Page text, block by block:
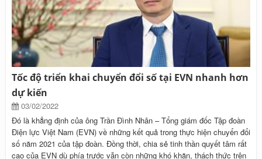
Tốc độ triển khai chuyển đổi số tại EVN nhanh hơn
dự kiến
03/02/2022
Đó là khẳng định của ông Trần Đình Nhân – Tổng giám đốc Tập đoàn
Điện lực Việt Nam (EVN) về những kết quả trong thực hiện chuyển đổi
số năm 2021 của tập đoàn. Đồng thời, chia sẻ tinh thần quyết tâm rất
cao của EVN dù phía trước vẫn còn những khó khăn, thách thức trên